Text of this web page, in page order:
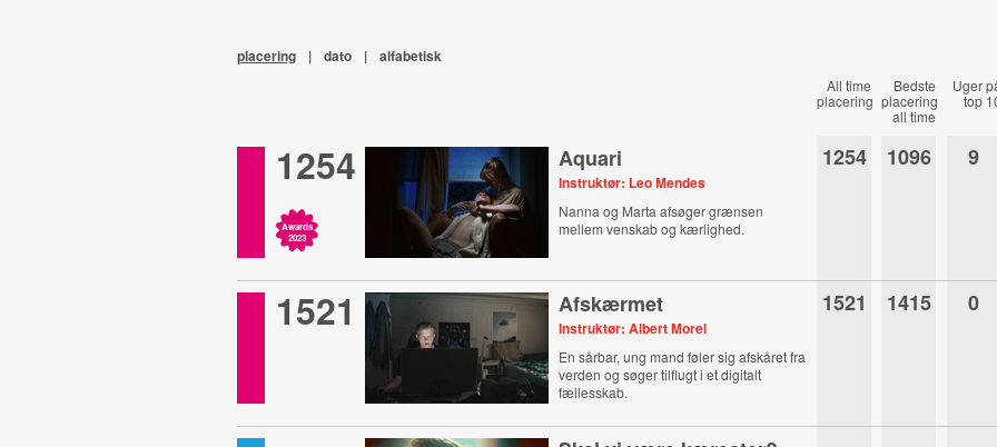
placering | dato | alfabetisk
All time
placering
Bedste
placering
all time
Uger
top
1254
Awards
2023
Aquari
Instruktør: Leo Mendes
Nanna og Marta afsøger grænsen
mellem venskab og kærlighed.
1254 1096 9
1521 Afskærmet
Instruktør: Albert Morel
En sårbar, ung mand føler sig afskåret fra
verden og søger tilflugt i et digitalt
fællesskab.
1521 1415 0